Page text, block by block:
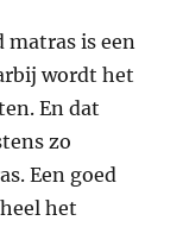
matras is een
wordt het
En dat
zo
Een goed
het